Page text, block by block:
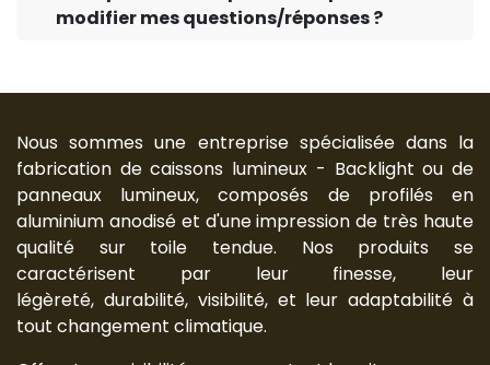
modifier mes questions/réponses ?
Nous sommes une entreprise spécialisée dans la
fabrication de caissons lumineux - Backlight ou de
panneaux lumineux, composés de profilés en
aluminium anodisé et d'une impression de très haute
qualité sur toile tendue. Nos produits se
caractérisent par leur finesse, leur
légèreté, durabilité, visibilité, et leur adaptabilité à
tout changement climatique.